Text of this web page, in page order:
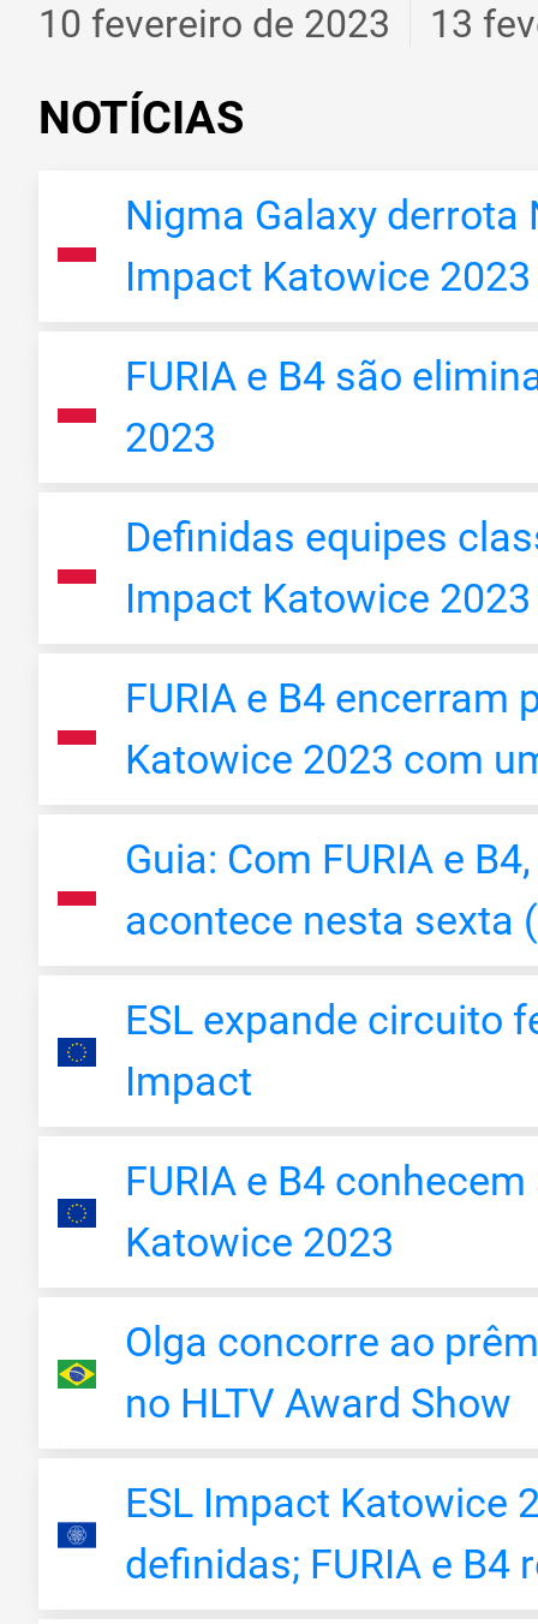
10 fevereiro de 2023 13
NOTÍCIAS
Nigma Galaxy derrota
Impact Katowice 2023
FURIA e B4 são
2023
Definidas equipes
Impact Katowice 2023
FURIA e B4 encerram
Katowice 2023 com
Guia: Com FURIA e
acontece nesta sexta
ESL expande circuito
Impact
FURIA e B4
Katowice 2023
Olga concorre ao
no HLTV Award Show
ESL Impact Katowice
definidas; FURIA e B4